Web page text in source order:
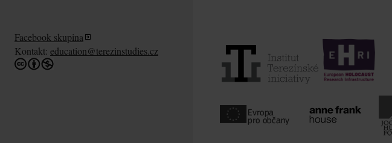
Facebook skupina
Kontakt: education@terezinstudies.cz